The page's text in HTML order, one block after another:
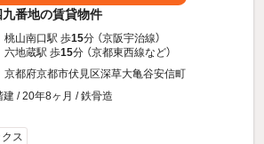
番地の賃貸物件
桃山南口駅 歩15分 （京阪宇治線）
六地蔵駅 歩15分 （京都東西線など）
京都府京都市伏見区深草大亀谷安信町
建 / 20年8ヶ月 / 鉄骨造
ス